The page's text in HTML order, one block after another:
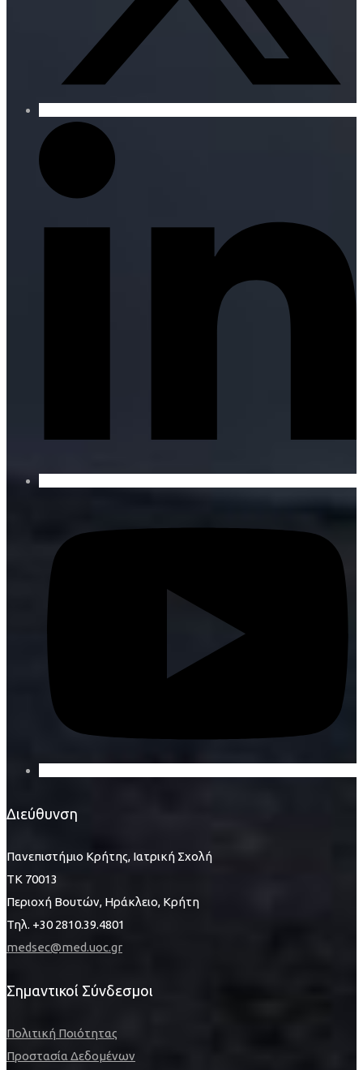
Διεύθυνση
Πανεπιστήμιο Κρήτης, Ιατρική Σχολή
ΤΚ 70013
Περιοχή Βουτών, Ηράκλειο, Κρήτη
Τηλ. +30 2810.39.4801
medsec@med.uoc.gr
Σημαντικοί Σύνδεσμοι
Πολιτική Ποιότητας
Προστασία Δεδομένων